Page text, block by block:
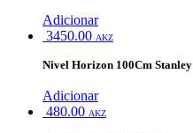
Adicionar
3450.00 AKZ
Nivel Horizon 100Cm Stanley
Adicionar
480.00 AKZ